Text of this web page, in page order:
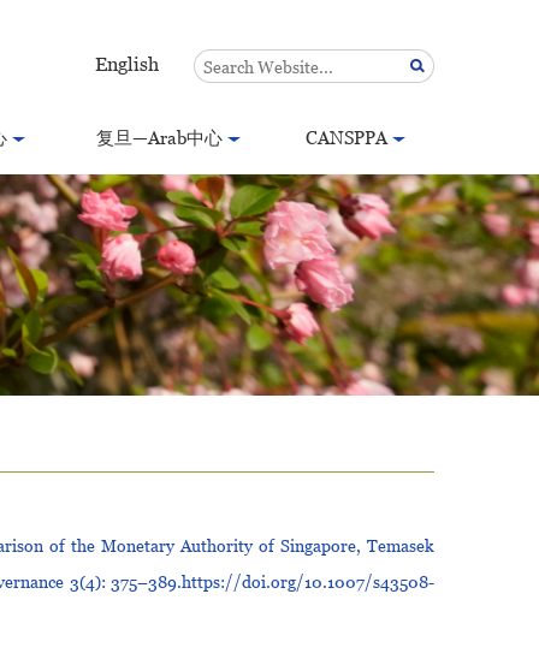
English
复旦—Arab中心 CANSPPA
of the Monetary Authority of Singapore, Temasek
3(4): 375–389.https://doi.org/10.1007/s43508-